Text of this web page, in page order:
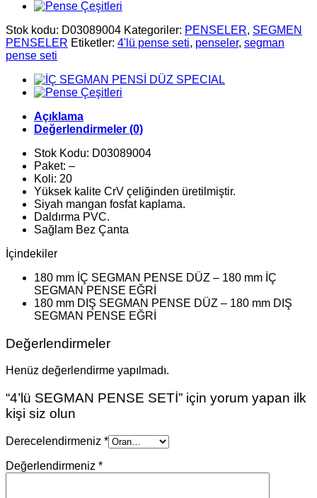
Stok kodu: D03089004 Kategoriler: PENSELER, SEGMEN
PENSELER Etiketler: 4'lü pense seti, penseler, segman
pense seti
Açıklama
Değerlendirmeler (0)
Stok Kodu: D03089004
Paket: –
Koli: 20
Yüksek kalite CrV çeliğinden üretilmiştir.
Siyah mangan fosfat kaplama.
Daldırma PVC.
Sağlam Bez Çanta
İçindekiler
180 mm İÇ SEGMAN PENSE DÜZ – 180 mm İÇ
SEGMAN PENSE EĞRİ
180 mm DIŞ SEGMAN PENSE DÜZ – 180 mm DIŞ
SEGMAN PENSE EĞRİ
Değerlendirmeler
Henüz değerlendirme yapılmadı.
“4’lü SEGMAN PENSE SETİ” için yorum yapan ilk
kişi siz olun
Derecelendirmeniz *
Değerlendirmeniz *